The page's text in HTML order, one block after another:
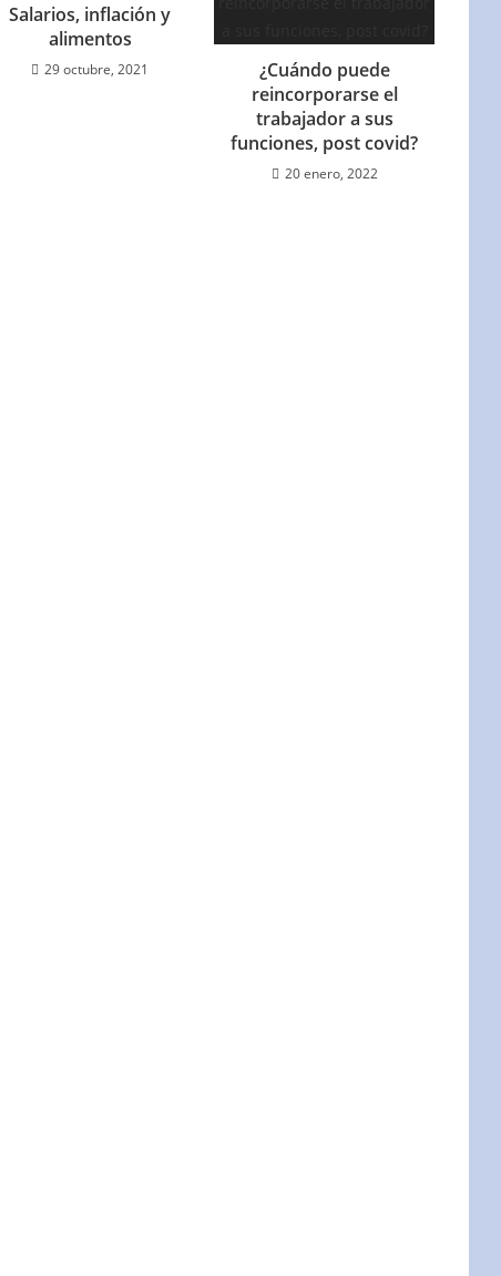
Salarios, inflación y
alimentos
29 octubre, 2021
¿Cuándo puede
reincorporarse el
trabajador a sus
funciones, post covid?
20 enero, 2022